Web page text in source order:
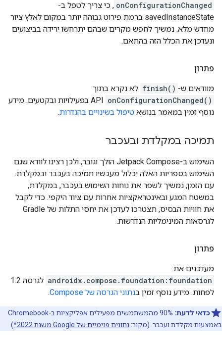
onConfigurationChanged , כי צריך לטפל ב-
savedInstanceState ברמת פירוט גבוהה יותר במקום לאלץ ציור
מחדש מלא. נמשיך לחפש מקרים שבהם יתרחשו ירידה בביצועים
ונעדכן את הכלל הזה בהתאם.
פתרון
מוודאים ש- finish() לא נקרא בתוך
onConfigurationChanged()
API בפעילויות ובקטעים. מידע
נוסף זמין במאמר בנושא טיפול בשינויים בהגדרות.
תמיכה במקלדת ובעכבר
השימוש ב-Jetpack Compose הולך וגובר, ולכן רצינו לוודא שגם
השימוש בספריות האלה יכלול מעכשיו תמיכה בעכבר ובמקלדת.
עם הזמן, נמשיך לשפר את נוחות השימוש בעכבר, במקלדת,
במשטח המגע ובאינטראקציות אחרות עם ציוד היקפי. כדי לקבל
את חוויות הבסיס, תצטרכו לעדכן את יחסי התלות של Gradle
לגרסאות המינימליות הנדרשות.
פתרון
מעדכנים את
androidx.compose.foundation:foundation
לגרסה 1.2
לפחות. מידע נוסף זמין בנתוני הגרסה של Compose .
כדאי לדעת:
90% מהמשתמשים מפעילים אפליקציות ב-Chromebook
באמצעות מקלדת ועכבר. (מקור: נתונים פנימיים של Google משנת 2022* )